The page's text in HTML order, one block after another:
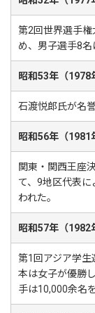
第2回世界選手
め、男子選手8名
昭和53年（1978
石渡悦郎氏が名
昭和56年（1981
関東・関西王座
て、9地区代表
われた。
昭和57年（1982
第1回アジア学生
本は女子が優勝
手は10,000余名